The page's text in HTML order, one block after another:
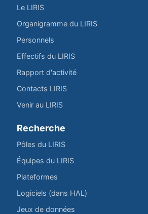
Le LIRIS
Organigramme du LIRIS
Personnels
Effectifs du LIRIS
Rapport d'activité
Contacts LIRIS
Venir au LIRIS
Recherche
Pôles du LIRIS
Équipes du LIRIS
Plateformes
Logiciels (dans HAL)
Jeux de données